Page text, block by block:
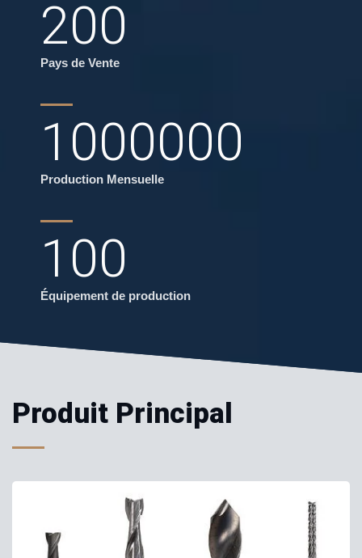
200
Pays de Vente
1000000
Production Mensuelle
100
Équipement de production
Produit Principal